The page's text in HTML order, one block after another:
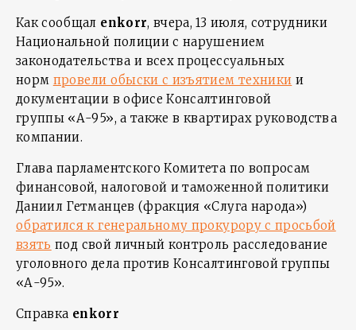
Как сообщал enkorr, вчера, 13 июля, сотрудники
Национальной полиции с нарушением
законодательства и всех процессуальных
норм провели обыски с изъятием техники и
документации в офисе Консалтинговой
группы «А-95», а также в квартирах руководства
компании.
Глава парламентского Комитета по вопросам
финансовой, налоговой и таможенной политики
Даниил Гетманцев (фракция «Слуга народа»)
обратился к генеральному прокурору с просьбой
взять под свой личный контроль расследование
уголовного дела против Консалтинговой группы
«А-95».
Справка enkorr